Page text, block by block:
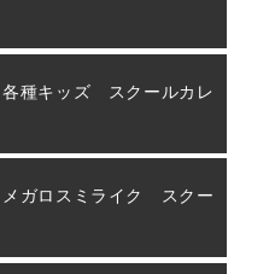
種キッズ スクールカレ
ガロスミライク スクー